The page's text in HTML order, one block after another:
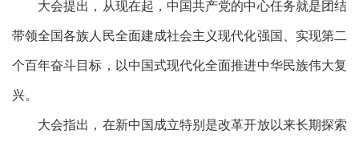
大会提出，从现在起，中国共产党的中心任务就是团结
带领全国各族人民全面建成社会主义现代化强国、实现第二
个百年奋斗目标，以中国式现代化全面推进中华民族伟大复
兴。
大会指出，在新中国成立特别是改革开放以来长期探索